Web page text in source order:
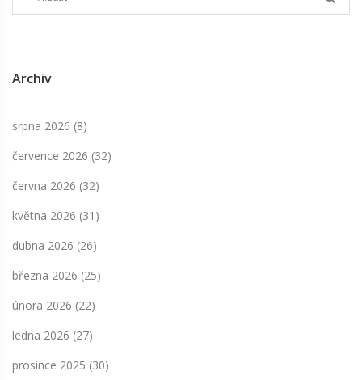
Archiv
srpna 2026 (8)
července 2026 (32)
června 2026 (32)
května 2026 (31)
dubna 2026 (26)
března 2026 (25)
února 2026 (22)
ledna 2026 (27)
prosince 2025 (30)